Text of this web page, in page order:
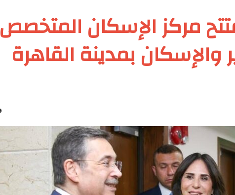
مركز الإسكان المتخصص
والإسكان بمدينة القاهرة